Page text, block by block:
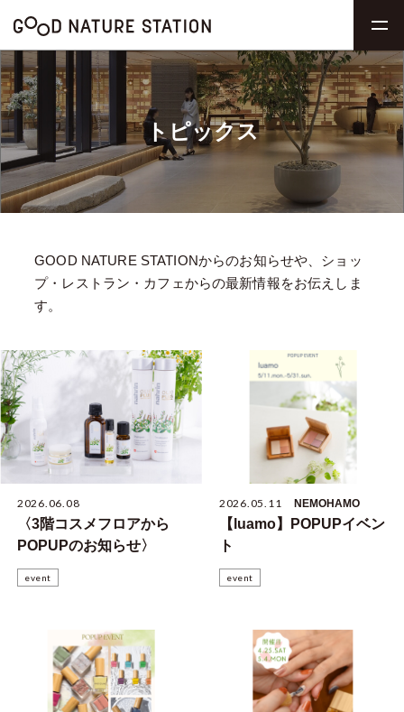
トピックス
GOOD NATURE STATIONからのお知らせや、ショッ
プ・レストラン・カフェからの最新情報をお伝えしま
す。
2026.06.08
〈3階コスメフロアから
POPUPのお知らせ〉
event
2026.05.11 NEMOHAMO
【luamo】POPUPイベン
ト
event